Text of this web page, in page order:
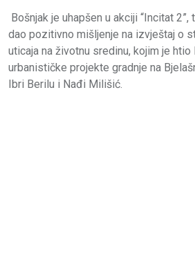
Bošnjak je uhapšen u akciji “Incitat
dao pozitivno mišljenje na izvještaj o
uticaja na životnu sredinu, kojim je
urbanističke projekte gradnje na
Ibri Berilu i Nađi Milišić.